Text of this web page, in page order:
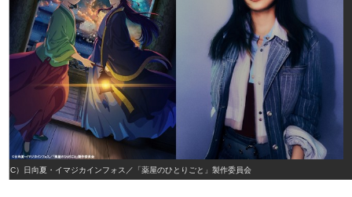
（C）日向夏・イマジカインフォス／「薬屋のひとりごと」製作委員会